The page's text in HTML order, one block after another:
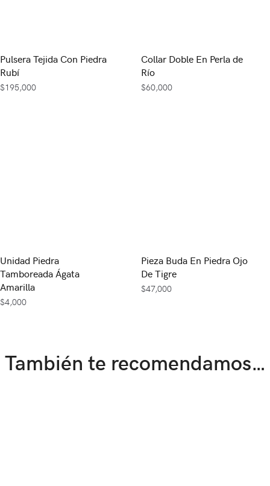
Pulsera Tejida Con Piedra
Rubí
$195,000
Collar Doble En Perla de
Río
$60,000
Unidad Piedra
Tamboreada Ágata
Amarilla
$4,000
Pieza Buda En Piedra Ojo
De Tigre
$47,000
También te recomendamos…